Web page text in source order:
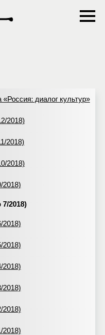
диалог культур»
2018)
2018)
2018)
2018)
2018)
2018)
2018)
2018)
2018)
2018)
2018)